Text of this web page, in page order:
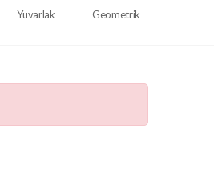
Yuvarlak Geometrik